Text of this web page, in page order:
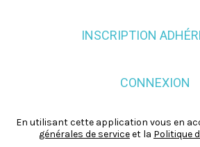
INSCRIPTION
CONNEXION
En utilisant cette application vous en
générales de serviceet la Politique